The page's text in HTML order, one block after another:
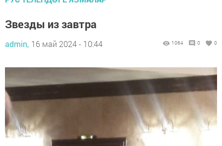
Звезды из завтра
admin, 16 май 2024 - 10:44 1064 0 0